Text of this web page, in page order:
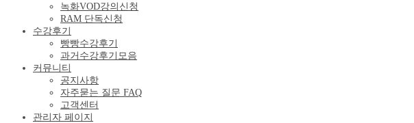
녹화VOD강의신청
RAM 단독신청
수강후기
빵빵수강후기
과거수강후기모음
커뮤니티
공지사항
자주묻는 질문 FAQ
고객센터
관리자 페이지